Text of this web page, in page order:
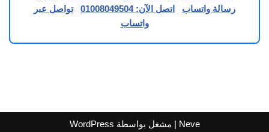
رسالة واتساب
اتصل الآن: 01008049504
تواصل عبر
واتساب
Neve | مشغل بواسطة WordPress